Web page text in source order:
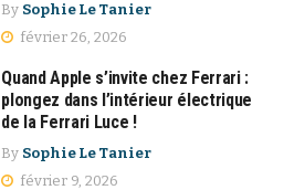
By Sophie Le Tanier
février 26, 2026
Quand Apple s’invite chez Ferrari :
plongez dans l’intérieur électrique
de la Ferrari Luce !
By Sophie Le Tanier
février 9, 2026